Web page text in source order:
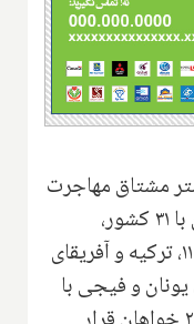
مشتاق مهاجرت
به ژاپن هستند. پس از کانادا، ژاپن با ۳۱ کشور،
اسپانیا با ۱۹، چین با ۱۵، فرانسه با ۱۱، ترکیه و آفریقای
با ۹، هند با ۷، استرالیا با ۶، یونان و فیجی با